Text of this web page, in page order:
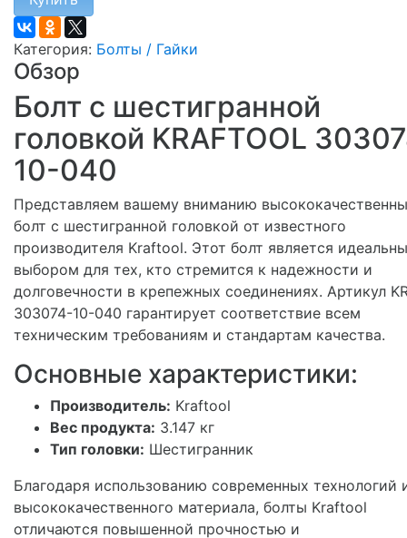
Категория: Болты / Гайки
Обзор
Болт с шестигранной
головкой KRAFTOOL
10-040
Представляем вашему вниманию
болт с шестигранной головкой от известного
производителя Kraftool. Этот болт является
выбором для тех, кто стремится к надежности и
долговечности в крепежных соединениях. Артикул
303074-10-040 гарантирует соответствие всем
техническим требованиям и стандартам качества.
Основные характеристики:
Производитель: Kraftool
Вес продукта: 3.147 кг
Тип головки: Шестигранник
Благодаря использованию современных технологий
высококачественного материала, болты Kraftool
отличаются повышенной прочностью и